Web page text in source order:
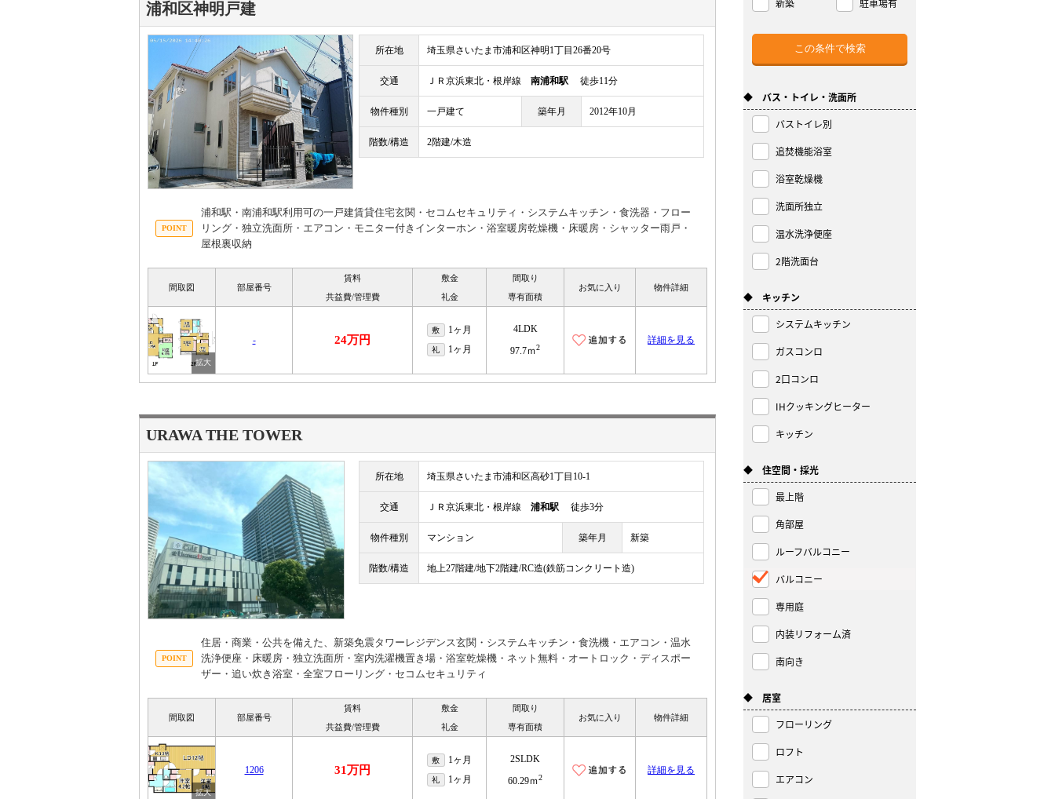
浦和区神明戸建
所在地 埼玉県さいたま市浦和区神明1丁目26番20号
交通 ＪＲ京浜東北・根岸線 南浦和駅 徒歩11分
物件種別 一戸建て 築年月 2012年10月
階数/構造 2階建/木造
浦和駅・南浦和駅利用可の一戸建賃貸住宅玄関・セコムセキュリティ・システムキッチン・食洗器・フロー
リング・独立洗面所・エアコン・モニター付きインターホン・浴室暖房乾燥機・床暖房・シャッター雨戸・
屋根裏収納
間取図 部屋番号
賃料
共益費/管理費
敷金
礼金
間取り
専有面積
お気に入り 物件詳細
- 24万円
敷 1ヶ月
礼 1ヶ月
4LDK
97.7ｍ2
詳細を見る
URAWA THE TOWER
所在地 埼玉県さいたま市浦和区高砂1丁目10-1
交通 ＪＲ京浜東北・根岸線 浦和駅 徒歩3分
物件種別 マンション 築年月 新築
階数/構造 地上27階建/地下2階建/RC造(鉄筋コンクリート造)
住居・商業・公共を備えた、新築免震タワーレジデンス玄関・システムキッチン・食洗機・エアコン・温水
洗浄便座・床暖房・独立洗面所・室内洗濯機置き場・浴室乾燥機・ネット無料・オートロック・ディスポー
ザー・追い炊き浴室・全室フローリング・セコムセキュリティ
間取図 部屋番号
賃料
共益費/管理費
敷金
礼金
間取り
専有面積
お気に入り 物件詳細
1206 31万円
敷 1ヶ月
礼 1ヶ月
2SLDK
60.29ｍ2
詳細を見る
新築 駐車場有
◆ バス・トイレ・洗面所
バストイレ別
追焚機能浴室
浴室乾燥機
洗面所独立
温水洗浄便座
2階洗面台
◆ キッチン
システムキッチン
ガスコンロ
2口コンロ
IHクッキングヒーター
キッチン
◆ 住空間・採光
最上階
角部屋
ルーフバルコニー
バルコニー
専用庭
内装リフォーム済
南向き
◆ 居室
フローリング
ロフト
エアコン